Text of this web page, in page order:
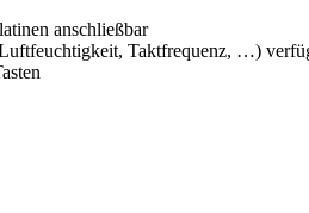
anschließbar
Taktfrequenz, …)